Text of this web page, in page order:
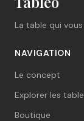
La table qui
NAVIGATION
Le concept
Explorer les
Boutique